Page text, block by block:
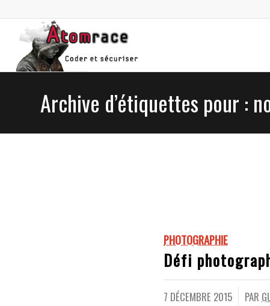
Archive d’étiquettes pour :
PHOTOGRAPHIE
Défi
7 DÉCEMBRE 2015
/ PAR